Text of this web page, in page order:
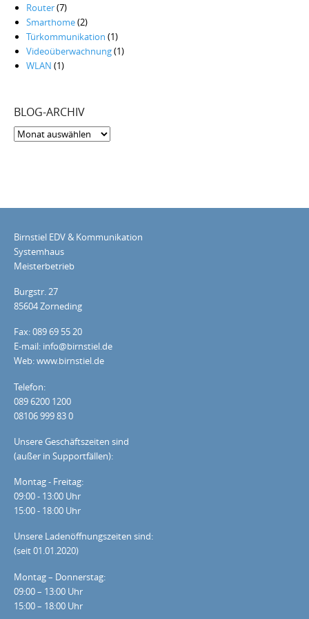
Router(7)
Smarthome(2)
Türkommunikation (1)
Videoüberwachnung(1)
WLAN (1)
BLOG-ARCHIV
Blog-
Birnstiel EDV & Kommunikation
Systemhaus
Meisterbetrieb
Burgstr. 27
85604 Zorneding
Fax: 089 69 55 20
E-mail: info@birnstiel.de
Web: www.birnstiel.de
Telefon:
089 6200 1200
08106 999 83 0
Unsere Geschäftszeiten sind
(außer in Supportfällen):
Montag - Freitag:
09:00 - 13:00 Uhr
15:00 - 18:00 Uhr
Unsere Ladenöffnungszeiten sind:
(seit 01.01.2020)
Montag – Donnerstag:
09:00 – 13:00 Uhr
15:00 – 18:00 Uhr